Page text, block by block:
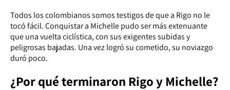
Todos los colombianos somos testigos de que a Rigo no le
tocó fácil. Conquistar a Michelle pudo ser más extenuante
que una vuelta ciclística, con sus exigentes subidas y
peligrosas bajadas. Una vez logró su cometido, su noviazgo
duró poco.
¿Por qué terminaron Rigo y Michelle?